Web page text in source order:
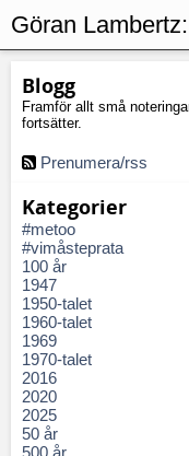
Blogg
Framför allt små
fortsätter.
Prenumera/rss
Kategorier
#metoo
#vimåsteprata
100 år
1947
1950-talet
1960-talet
1969
1970-talet
2016
2020
2025
50 år
500 år
Göran Lambertz:
Wallberg-